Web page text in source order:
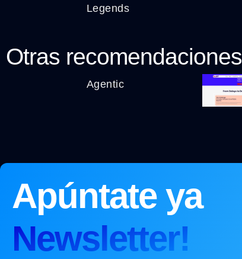
Legends
Otras recomendaciones
Agentic
Apúntate ya
Newsletter!